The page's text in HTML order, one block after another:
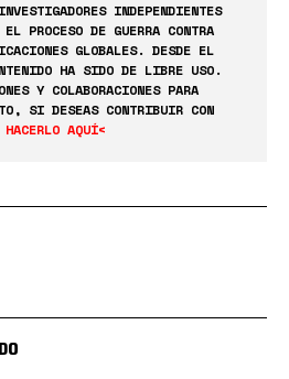
INDEPENDIENTES
PROCESO DE GUERRA CONTRA
GLOBALES. DESDE EL
HA SIDO DE LIBRE USO.
Y COLABORACIONES PARA
SI DESEAS CONTRIBUIR CON
HACERLO AQUÍ<